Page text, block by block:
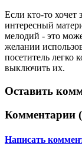
Если кто-то хочет
интересный
мелодий - это
желании
посетитель легко
выключить их.
Оставить
Комментарии (
Написать